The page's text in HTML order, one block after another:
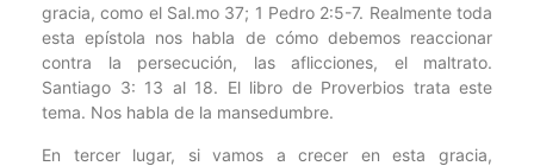
gracia, como el Sal.mo 37; 1 Pedro 2:5-7. Realmente toda
esta epístola nos habla de cómo debemos reaccionar
contra la persecución, las aflicciones, el maltrato.
Santiago 3: 13 al 18. El libro de Proverbios trata este
tema. Nos habla de la mansedumbre.
En tercer lugar, si vamos a crecer en esta gracia,